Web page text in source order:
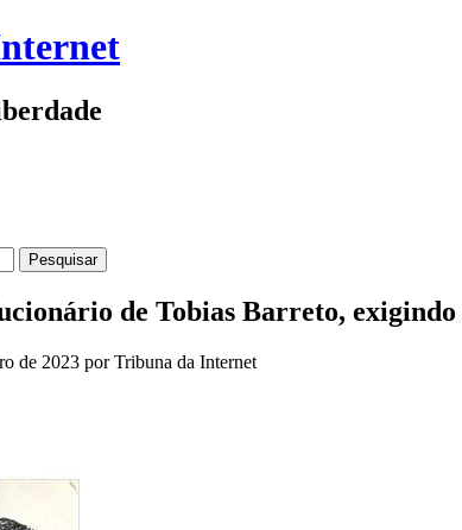
de Tobias Barreto,
de 2023 por Tribuna da Internet